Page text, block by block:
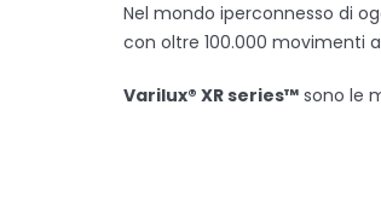
Nel mondo iperconnesso di
con oltre 100.000 movimenti
Varilux® XR series™ sono le